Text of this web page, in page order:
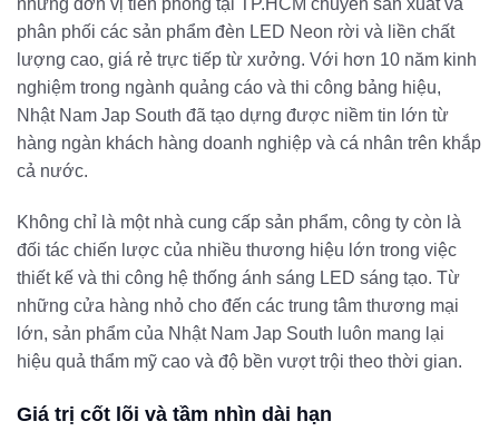
những đơn vị tiên phong tại TP.HCM chuyên sản xuất và
phân phối các sản phẩm đèn LED Neon rời và liền chất
lượng cao, giá rẻ trực tiếp từ xưởng. Với hơn 10 năm kinh
nghiệm trong ngành quảng cáo và thi công bảng hiệu,
Nhật Nam Jap South đã tạo dựng được niềm tin lớn từ
hàng ngàn khách hàng doanh nghiệp và cá nhân trên khắp
cả nước.
Không chỉ là một nhà cung cấp sản phẩm, công ty còn là
đối tác chiến lược của nhiều thương hiệu lớn trong việc
thiết kế và thi công hệ thống ánh sáng LED sáng tạo. Từ
những cửa hàng nhỏ cho đến các trung tâm thương mại
lớn, sản phẩm của Nhật Nam Jap South luôn mang lại
hiệu quả thẩm mỹ cao và độ bền vượt trội theo thời gian.
Giá trị cốt lõi và tầm nhìn dài hạn